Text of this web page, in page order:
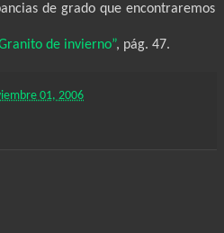
de grado que encontraremos
de invierno”, pág. 47.
01, 2006